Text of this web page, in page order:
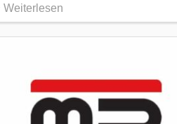
Weiterlesen